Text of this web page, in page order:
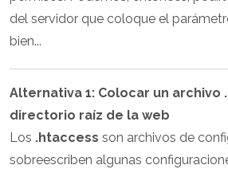
del servidor que coloque el
bien...
Alternativa 1: Colocar un archivo
directorio raíz de la web
Los .htaccess son archivos de
sobreescriben algunas